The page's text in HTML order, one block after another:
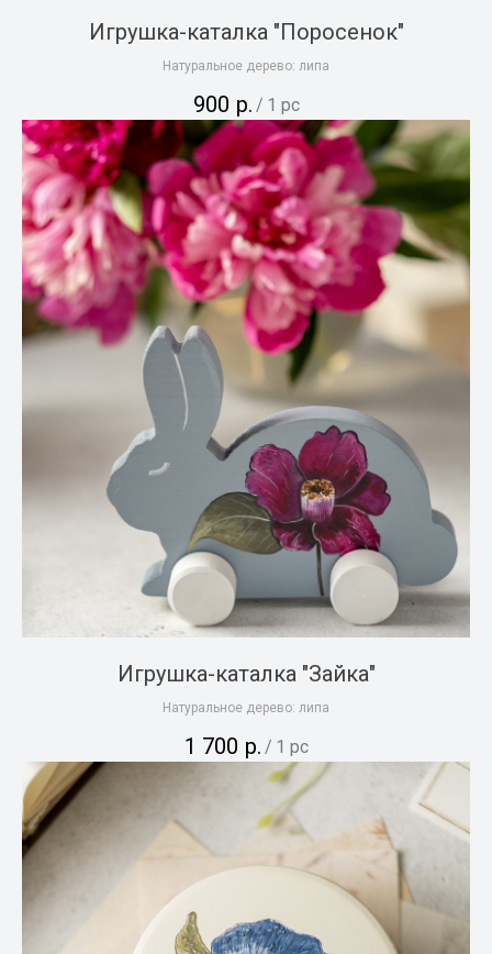
Игрушка-каталка "Поросенок"
Натуральное дерево: липа
900 р. / 1 pc
Игрушка-каталка "Зайка"
Натуральное дерево: липа
1 700 р. / 1 pc